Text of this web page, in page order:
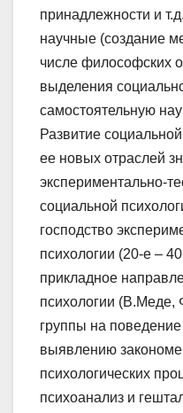
принадлежности и
научные (создание
числе философских
выделения
самостоятельную
Развитие
ее новых отраслей
экспериментально-
социальной
господство
психологии (20-е –
прикладное
психологии (В.Меде,
группы на
выявлению
психологических
психоанализ и